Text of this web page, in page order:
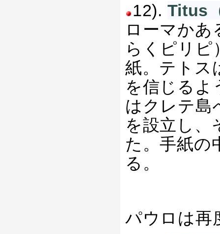
12). Titus
ローマか
らくピリピ
紙。テトス
を信じるよ
はクレテ島
を設立し、
た。手紙の
る。
パウロは再